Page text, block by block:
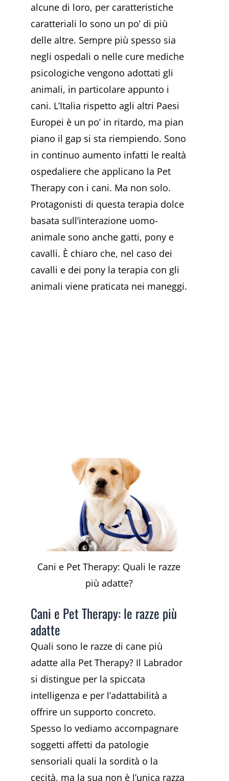
alcune di loro, per caratteristiche
caratteriali lo sono un po’ di più
delle altre. Sempre più spesso sia
negli ospedali o nelle cure mediche
psicologiche vengono adottati gli
animali, in particolare appunto i
cani. L’Italia rispetto agli altri Paesi
Europei è un po’ in ritardo, ma pian
piano il gap si sta riempiendo. Sono
in continuo aumento infatti le realtà
ospedaliere che applicano la Pet
Therapy con i cani. Ma non solo.
Protagonisti di questa terapia dolce
basata sull’interazione uomo-
animale sono anche gatti, pony e
cavalli. È chiaro che, nel caso dei
cavalli e dei pony la terapia con gli
animali viene praticata nei maneggi.
Cani e Pet Therapy: Quali le razze
più adatte?
Cani e Pet Therapy: le razze più
adatte
Quali sono le razze di cane più
adatte alla Pet Therapy? Il Labrador
si distingue per la spiccata
intelligenza e per l’adattabilità a
offrire un supporto concreto.
Spesso lo vediamo accompagnare
soggetti affetti da patologie
sensoriali quali la sordità o la
cecità, ma la sua non è l’unica razza